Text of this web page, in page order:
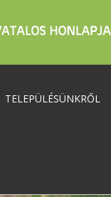
TELEPÜLÉSÜNKRŐL